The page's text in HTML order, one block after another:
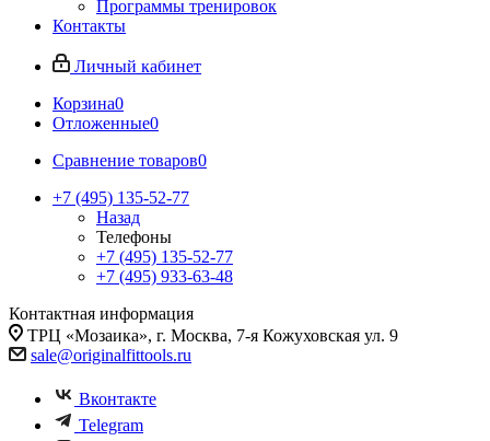
Программы тренировок
Контакты
Личный кабинет
Корзина0
Отложенные0
Сравнение товаров0
+7 (495) 135-52-77
Назад
Телефоны
+7 (495) 135-52-77
+7 (495) 933-63-48
Контактная информация
ТРЦ «Мозаика», г. Москва, 7-я Кожуховская ул. 9
sale@originalfittools.ru
Вконтакте
Telegram